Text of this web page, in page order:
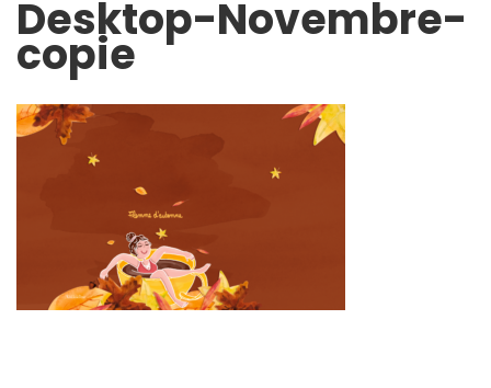
Desktop-Novembre-
copie